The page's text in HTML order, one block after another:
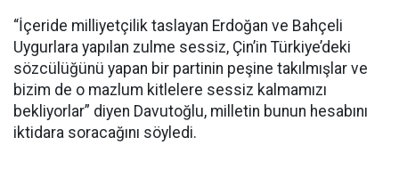
“İçeride milliyetçilik taslayan Erdoğan ve Bahçeli
Uygurlara yapılan zulme sessiz, Çin’in Türkiye’deki
sözcülüğünü yapan bir partinin peşine takılmışlar ve
bizim de o mazlum kitlelere sessiz kalmamızı
bekliyorlar” diyen Davutoğlu, milletin bunun hesabını
iktidara soracağını söyledi.